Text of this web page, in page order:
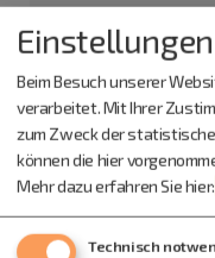
Wasserwacht
Herr Daniel Mödl
Neuenhinzenhausen
Schindbergring 3 B
93336
0170 2653249
Beim Besuch unserer
verarbeitet. Mit Ihrer
zum Zweck der
können die hier
Mehr dazu erfahren Sie
Technisch